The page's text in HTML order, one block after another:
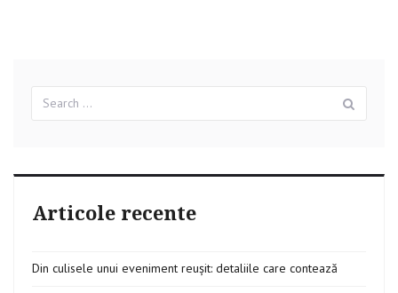
for:
Articole recente
Din culisele unui eveniment reușit: detaliile care contează